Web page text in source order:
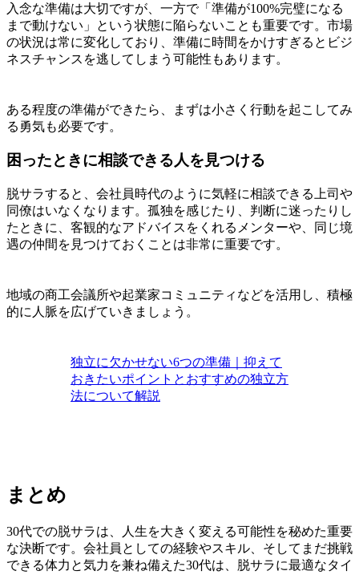
入念な準備は大切ですが、一方で「準備が100%完璧になる
まで動けない」という状態に陥らないことも重要です。市場
の状況は常に変化しており、準備に時間をかけすぎるとビジ
ネスチャンスを逃してしまう可能性もあります。
ある程度の準備ができたら、まずは小さく行動を起こしてみ
る勇気も必要です。
困ったときに相談できる人を見つける
脱サラすると、会社員時代のように気軽に相談できる上司や
同僚はいなくなります。孤独を感じたり、判断に迷ったりし
たときに、客観的なアドバイスをくれるメンターや、同じ境
遇の仲間を見つけておくことは非常に重要です。
地域の商工会議所や起業家コミュニティなどを活用し、積極
的に人脈を広げていきましょう。
独立に欠かせない6つの準備｜抑えて
おきたいポイントとおすすめの独立方
法について解説
まとめ
30代での脱サラは、人生を大きく変える可能性を秘めた重要
な決断です。会社員としての経験やスキル、そしてまだ挑戦
できる体力と気力を兼ね備えた30代は、脱サラに最適なタイ